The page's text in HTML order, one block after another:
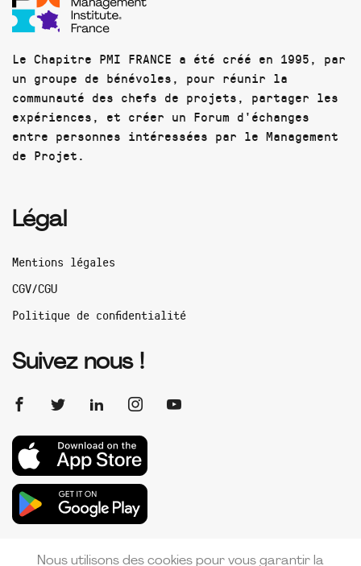
Le Chapitre PMI FRANCE a été créé en 1995, par
un groupe de bénévoles, pour réunir la
communauté des chefs de projets, partager les
expériences, et créer un Forum d'échanges
entre personnes intéressées par le Management
de Projet.
Légal
Mentions légales
CGV/CGU
Politique de confidentialité
Suivez nous !
Nous utilisons des cookies pour vous garantir la